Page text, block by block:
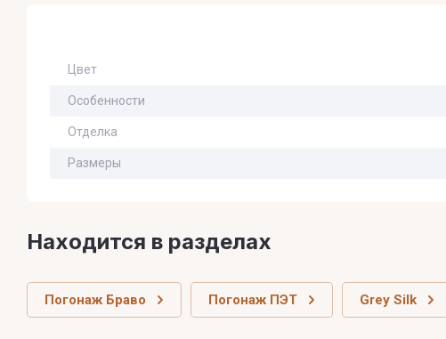
Цвет
Особенности
Отделка
Размеры
Находится в разделах
Погонаж Браво Погонаж ПЭТ Grey Silk